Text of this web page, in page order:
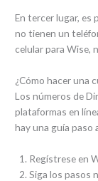
En tercer lugar, es
no tienen un
celular para Wise,
¿Cómo hacer una
Los números de
plataformas en
hay una guía paso
Regístrese en
Siga los pasos